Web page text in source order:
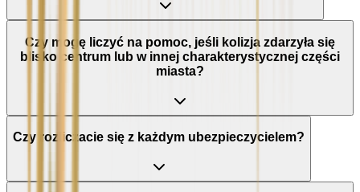
Czy mogę liczyć na pomoc, jeśli kolizja zdarzyła się
blisko centrum lub w innej charakterystycznej części
miasta?
Czy rozliczacie się z każdym ubezpieczycielem?